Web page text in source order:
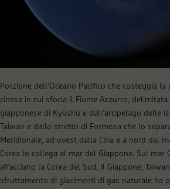
Porzione dell’Oceano Pacifico che costeggia
cinese in cui sfocia il Fiume Azzurro, delimitata
giapponese di Kyūshū e dall’arcipelago delle
Taiwan e dallo stretto di Formosa che lo
Meridionale, ad ovest dalla Cina e a nord dal
Corea lo collega al mar del Giappone. Sul mar
affacciano la Corea del Sud, il Giappone,
sfruttamento di giacimenti di gas naturale ha